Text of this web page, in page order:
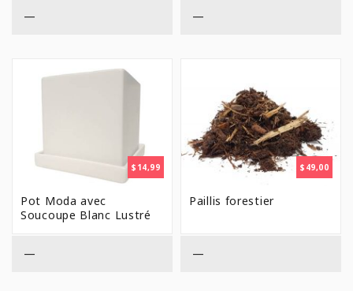
— —
$ 14,99
Pot Moda avec
Soucoupe Blanc Lustré
—
$ 49,00
Paillis forestier
—